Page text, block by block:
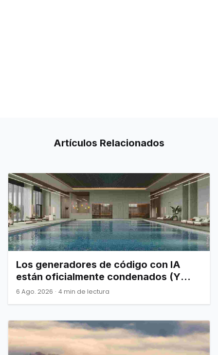
Artículos Relacionados
Los generadores de código con IA
están oficialmente condenados (Y
Joel Spolsky nos lo advirtió)
6 Ago. 2026 · 4 min de lectura